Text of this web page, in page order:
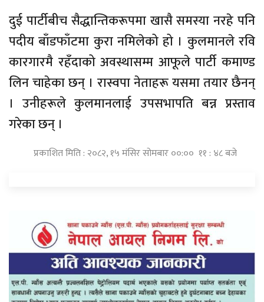
दुई पार्टीबीच सैद्धान्तिकरूपमा खासै समस्या नरहे पनि
पदीय बाँडफाँटमा कुरा नमिलेको हो । कुलमानले रवि
कारगारमै रहँदाको अवस्थासम्म आफूले पार्टी कमाण्ड
लिन चाहेका छन् । रास्वपा नेताहरू यसमा तयार छैनन्
। उनीहरूले कुलमानलाई उपसभापति बन्न प्रस्ताव
गरेका छन् ।
प्रकाशित मिति : २०८२, १५ मंसिर सोमबार ००:०० ११ : ४८ बजे